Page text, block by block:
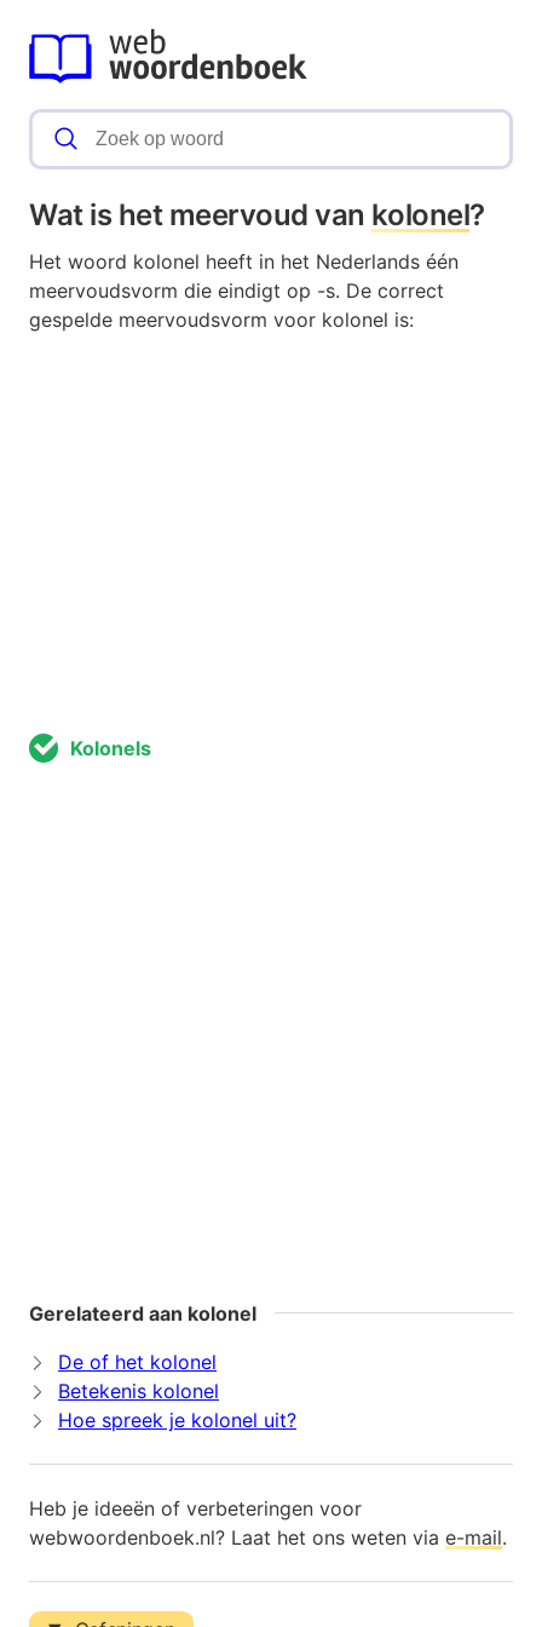
Wat is het meervoud van kolonel?
Het woord kolonel heeft in het Nederlands één
meervoudsvorm die eindigt op -s. De correct
gespelde meervoudsvorm voor kolonel is:
Kolonels
Gerelateerd aan kolonel
De of het kolonel
Betekenis kolonel
Hoe spreek je kolonel uit?
Heb je ideeën of verbeteringen voor
webwoordenboek.nl? Laat het ons weten via e-mail.